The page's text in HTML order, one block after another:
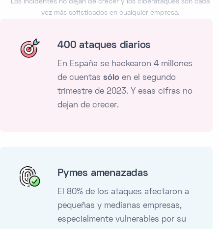
Los incidentes no dejan de crecer y los ciberataques son cada
vez más sofisticados en cualquier empresa.
400 ataques diarios
En España se hackearon 4 millones
de cuentas sólo en el segundo
trimestre de 2023. Y esas cifras no
dejan de crecer.
Pymes amenazadas
El 80% de los ataques afectaron a
pequeñas y medianas empresas,
especialmente vulnerables por su